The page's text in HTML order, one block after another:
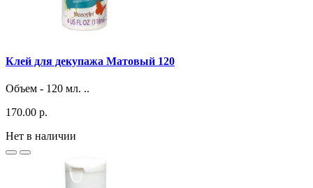
Клей для декупажа Матовый 120
Объем - 120 мл. ..
170.00 р.
Нет в наличии